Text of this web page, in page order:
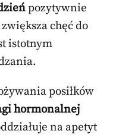
pozytywnie
chęć do
istotnym
posiłków
hormonalnej
na apetyt